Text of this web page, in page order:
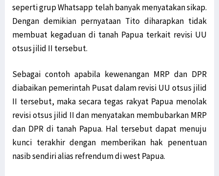
seperti grup Whatsapp telah banyak menyatakan sikap.
Dengan demikian pernyataan Tito diharapkan tidak
membuat kegaduan di tanah Papua terkait revisi UU
otsus jilid II tersebut.
Sebagai contoh apabila kewenangan MRP dan DPR
diabaikan pemerintah Pusat dalam revisi UU otsus jilid
II tersebut, maka secara tegas rakyat Papua menolak
revisi otsus jilid II dan menyatakan membubarkan MRP
dan DPR di tanah Papua. Hal tersebut dapat menuju
kunci terakhir dengan memberikan hak penentuan
nasib sendiri alias refrendum di west Papua.